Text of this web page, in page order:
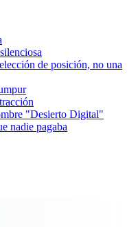
de posición, no una
"Desierto Digital"
nadie pagaba